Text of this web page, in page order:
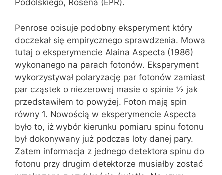
Podolskiego, Rosena (EPR).
Penrose opisuje podobny eksperyment który
doczekał się empirycznego sprawdzenia. Mowa
tutaj o eksperymencie Alaina Aspecta (1986)
wykonanego na parach fotonów. Eksperyment
wykorzystywał polaryzację par fotonów zamiast
par cząstek o niezerowej masie o spinie ½ jak
przedstawiłem to powyżej. Foton mają spin
równy 1. Nowością w eksperymencie Aspecta
było to, iż wybór kierunku pomiaru spinu fotonu
był dokonywany już podczas loty danej pary.
Zatem informacja z jednego detektora spinu do
fotonu przy drugim detektorze musiałby zostać